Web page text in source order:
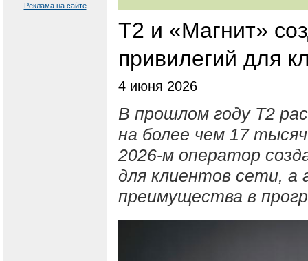
Реклама на сайте
T2 и «Магнит»
привилегий для
4 июня 2026
В прошлом году Т2
на более чем 17
2026-м оператор
для клиентов сети, а
преимущества в